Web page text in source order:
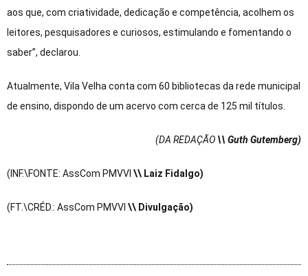
aos que, com criatividade, dedicação e competência, acolhem os
leitores, pesquisadores e curiosos, estimulando e fomentando o
saber”, declarou.
Atualmente, Vila Velha conta com 60 bibliotecas da rede municipal
de ensino, dispondo de um acervo com cerca de 125 mil títulos.
(DA REDAÇÃO \\ Guth Gutemberg)
(INF.\FONTE: AssCom PMVVl \\ Laiz Fidalgo)
(FT.\CRÉD.: AssCom PMVVl \\ Divulgação)